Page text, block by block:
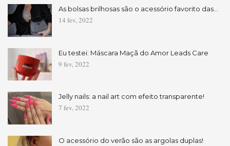
As bolsas brilhosas são o acessório favorito das…
14 fev, 2022
Eu testei: Máscara Maçã do Amor Leads Care
9 fev, 2022
Jelly nails: a nail art com efeito transparente!
7 fev, 2022
O acessório do verão são as argolas duplas!